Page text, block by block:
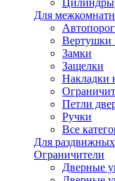
Цилиндры
Для
Вертушки
Замки
Защелки
Накладки
Петли
Ручки
Все
Для
Ограничители
Дверные